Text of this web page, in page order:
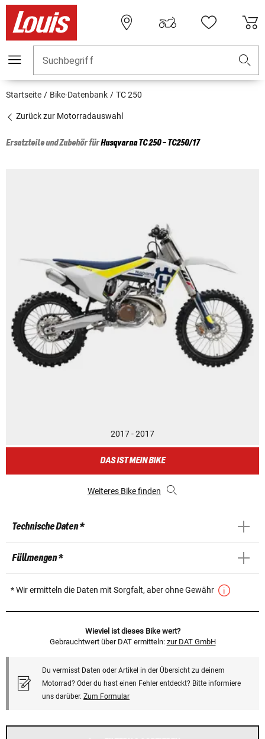
Suchbegriff
Startseite Bike-Datenbank TC 250
Zurück zur Motorradauswahl
Ersatzteile und Zubehör fürHusqvarnaTC 250 - TC250/17
2017 - 2017
DAS IST MEIN BIKE
Weiteres Bike finden
Technische Daten *
Füllmengen *
* Wir ermitteln die Daten mit Sorgfalt, aber ohne Gewähr
Wieviel ist dieses Bike wert?
Gebrauchtwert über DAT ermitteln: zur DAT GmbH
Du vermisst Daten oder Artikel in der Übersicht zu deinem
Motorrad? Oder du hast einen Fehler entdeckt? Bitte informiere
uns darüber. Zum Formular